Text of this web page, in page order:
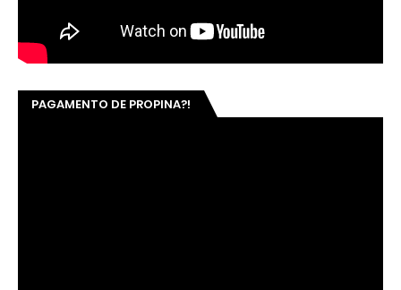
PAGAMENTO DE PROPINA?!